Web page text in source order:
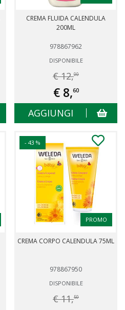
CREMA FLUIDA CALENDULA
200ML
978867962
DISPONIBILE
€ 12,00
€ 8,60
AGGIUNGI
- 43 %
PROMO
CREMA CORPO CALENDULA 75ML
978867950
DISPONIBILE
€ 11,50